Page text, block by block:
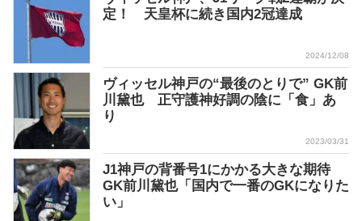
定！ 天皇杯に続き国内2冠達成
2024/12/08
ヴィッセル神戸の“最後のとりで” GK前
川黛也 正守護神好調の陰に「食」あ
り
2023/03/31
J1神戸の背番号1にかかる大きな期待
GK前川黛也「国内で一番のGKになりた
い」